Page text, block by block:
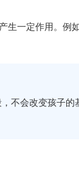
生一定作用。例
不会改变孩子